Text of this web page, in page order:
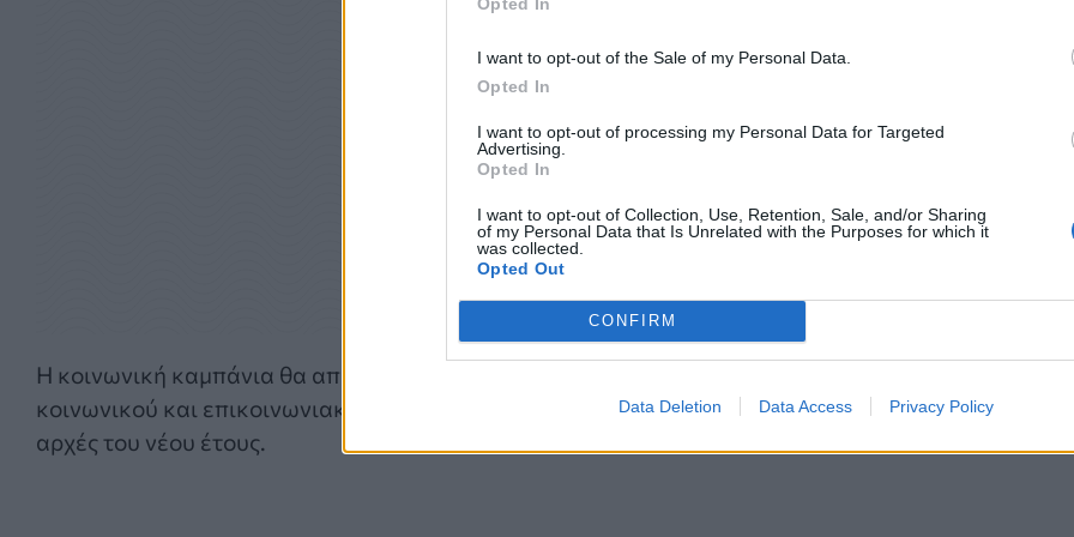
I want to opt-out of the Sale of my Personal Data.
Opted In
I want to opt-out of processing my Personal Data for Targeted
Advertising.
Opted In
I want to opt-out of Collection, Use, Retention, Sale, and/or Sharing
of my Personal Data that Is Unrelated with the Purposes for which it
was collected.
Opted Out
CONFIRM
Data Deletion Data Access Privacy Policy
Η κοινωνική καμπάνια θα απαρτίζεται από τηλεοπτικό κοινωνικό μήνυμα καθώς και από δράσεις
κοινωνικού και επικοινωνιακού περιεχομένου. Αναμένεται πλήρης και αναλυτική παρουσίαση
αρχές του νέου έτους.